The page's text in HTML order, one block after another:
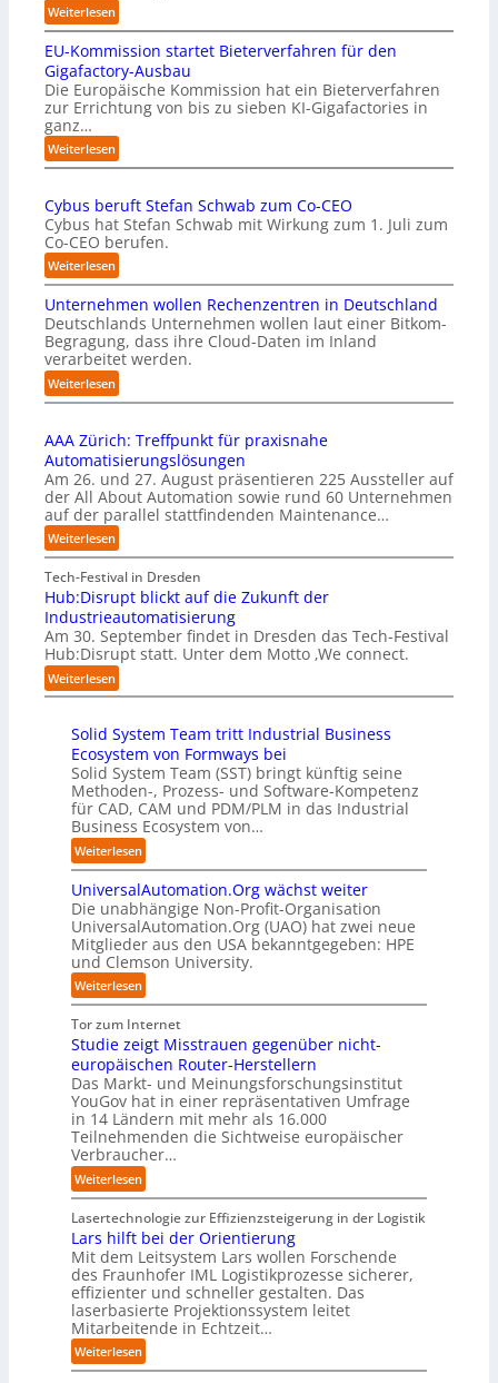
Weiterlesen:
„
E
s
k
o
m
t
u
f
d
i
e
m
p
l
e
m
e
t
i
e
r
u
n
g
a
n
“
EU-Kommission startet Bieterverfahren für den
Gigafactory-Ausbau
Die Europäische Kommission hat ein Bieterverfahren
zur Errichtung von bis zu sieben KI-Gigafactories in
ganz…
Weiterlesen:
E
-
K
o
m
i
s
s
i
o
n
t
a
r
t
e
t
B
i
e
t
e
r
v
e
r
a
h
r
e
n
f
ü
r
d
e
n
G
i
g
a
c
t
o
r
y
-
A
u
b
a
u
Cybus beruft Stefan Schwab zum Co-CEO
Cybus hat Stefan Schwab mit Wirkung zum 1. Juli zum
Co-CEO berufen.
Weiterlesen:
C
y
b
u
s
b
e
u
f
t
S
t
e
f
n
S
c
h
w
a
b
u
m
C
o
-
C
E
O
Unternehmen wollen Rechenzentren in Deutschland
Deutschlands Unternehmen wollen laut einer Bitkom-
Begragung, dass ihre Cloud-Daten im Inland
verarbeitet werden.
Weiterlesen:
U
t
e
r
n
e
m
w
o
l
l
e
e
c
h
e
n
z
e
n
t
r
e
n
i
n
D
e
u
t
s
c
h
l
a
n
d
AAA Zürich: Treffpunkt für praxisnahe
Automatisierungslösungen
Am 26. und 27. August präsentieren 225 Aussteller auf
der All About Automation sowie rund 60 Unternehmen
auf der parallel stattfindenden Maintenance…
Weiterlesen:
A
A
A
Z
ü
r
i
c
:
T
r
e
f
f
p
u
k
t
f
ü
r
p
r
a
x
i
s
n
a
h
e
A
u
t
o
m
a
t
i
s
i
e
Tech-Festival in Dresden
Hub:Disrupt blickt auf die Zukunft der
Industrieautomatisierung
Am 30. September findet in Dresden das Tech-Festival
Hub:Disrupt statt. Unter dem Motto ‚We connect.
Weiterlesen:
H
b
:
D
i
s
r
u
p
t
b
l
i
c
k
t
f
d
i
e
Z
u
k
u
f
t
d
e
r
I
n
d
u
Solid System Team tritt Industrial Business
Ecosystem von Formways bei
Solid System Team (SST) bringt künftig seine
Methoden-, Prozess- und Software-Kompetenz
für CAD, CAM und PDM/PLM in das Industrial
Business Ecosystem von…
Weiterlesen:
S
o
l
i
d
S
y
s
t
e
m
T
e
a
m
t
r
i
t
I
n
d
u
s
t
r
UniversalAutomation.Org wächst weiter
Die unabhängige Non-Profit-Organisation
UniversalAutomation.Org (UAO) hat zwei neue
Mitglieder aus den USA bekanntgegeben: HPE
und Clemson University.
Weiterlesen:
U
n
i
v
e
r
s
a
l
A
u
o
m
a
t
i
o
n
.
Tor zum Internet
Studie zeigt Misstrauen gegenüber nicht-
europäischen Router-Herstellern
Das Markt- und Meinungsforschungsinstitut
YouGov hat in einer repräsentativen Umfrage
in 14 Ländern mit mehr als 16.000
Teilnehmenden die Sichtweise europäischer
Verbraucher…
Weiterlesen:
S
t
u
d
i
e
z
e
g
Lasertechnologie zur Effizienzsteigerung in der Logistik
Lars hilft bei der Orientierung
Mit dem Leitsystem Lars wollen Forschende
des Fraunhofer IML Logistikprozesse sicherer,
effizienter und schneller gestalten. Das
laserbasierte Projektionssystem leitet
Mitarbeitende in Echtzeit…
Weiterlesen:
L